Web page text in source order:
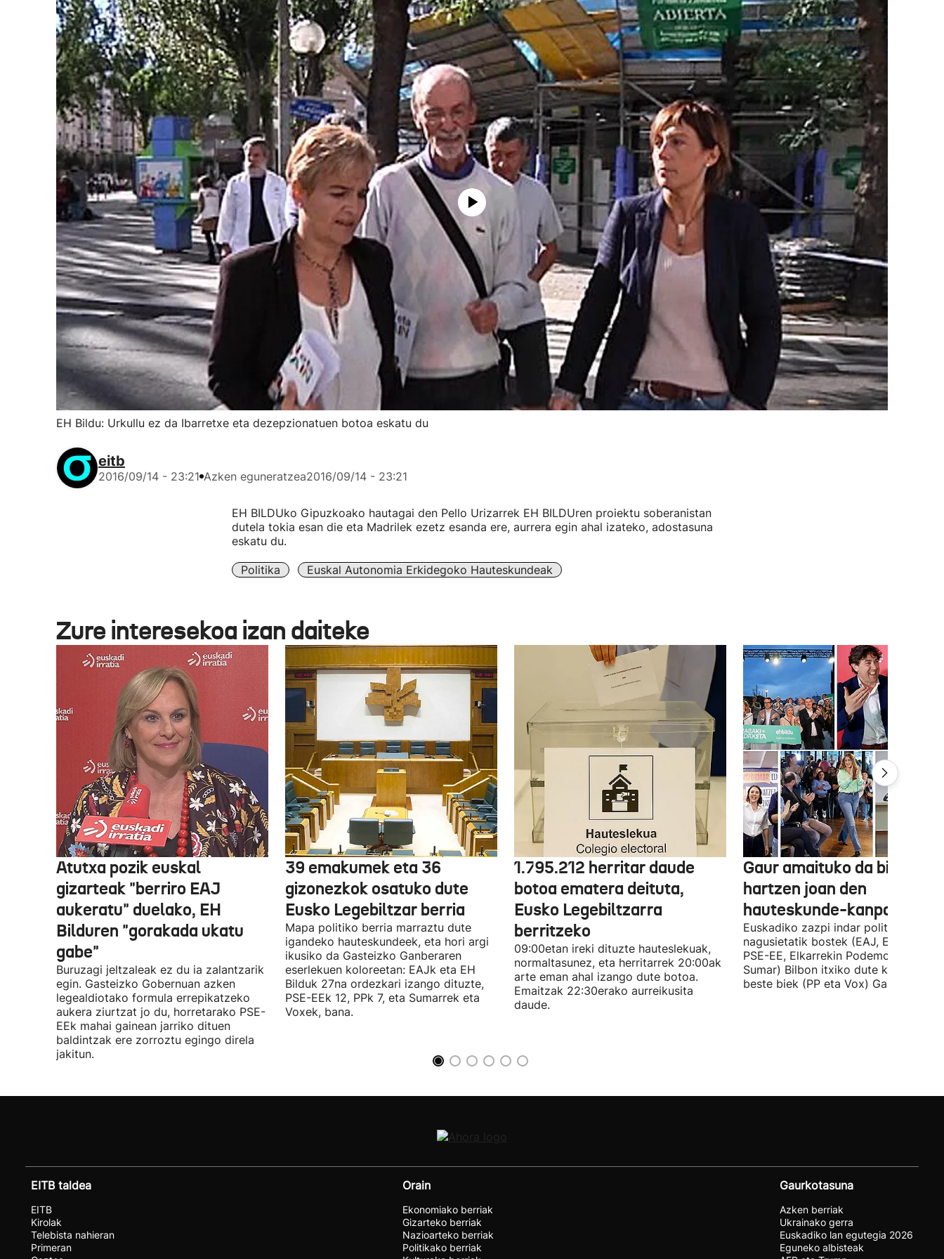
EH Bildu: Urkullu ez da Ibarretxe eta dezepzionatuen botoa eskatu du
eitb
2016/09/14 - 23:21 Azken eguneratzea2016/09/14 - 23:21
EH BILDUko Gipuzkoako hautagai den Pello Urizarrek EH BILDUren proiektu soberanistan
dutela tokia esan die eta Madrilek ezetz esanda ere, aurrera egin ahal izateko, adostasuna
eskatu du.
Politika Euskal Autonomia Erkidegoko Hauteskundeak
Zure interesekoa izan daiteke
Atutxa pozik euskal
gizarteak "berriro EAJ
aukeratu" duelako, EH
Bilduren "gorakada ukatu
gabe"
Buruzagi jeltzaleak ez du ia zalantzarik
egin. Gasteizko Gobernuan azken
legealdiotako formula errepikatzeko
aukera ziurtzat jo du, horretarako PSE-
EEk mahai gainean jarriko dituen
baldintzak ere zorroztu egingo direla
jakitun.
39 emakumek eta 36
gizonezkok osatuko dute
Eusko Legebiltzar berria
Mapa politiko berria marraztu dute
igandeko hauteskundeek, eta hori argi
ikusiko da Gasteizko Ganberaren
eserlekuen koloreetan: EAJk eta EH
Bilduk 27na ordezkari izango dituzte,
PSE-EEk 12, PPk 7, eta Sumarrek eta
Voxek, bana.
1.795.212 herritar daude
botoa ematera deituta,
Eusko Legebiltzarra
berritzeko
09:00etan ireki dituzte hauteslekuak,
normaltasunez, eta herritarrek 20:00ak
arte eman ahal izango dute botoa.
Emaitzak 22:30erako aurreikusita
daude.
Gaur amaituko da
hartzen joan den
hauteskunde-kanpaina
Euskadiko zazpi indar politiko
nagusietatik bostek (EAJ, EH Bildu,
PSE-EE, Elkarrekin Podemos eta
Sumar) Bilbon itxiko dute kanpaina,
beste biek (PP eta Vox) Gasteizen.
EITB taldea
EITB
Kirolak
Telebista nahieran
Primeran
Orain
Ekonomiako berriak
Gizarteko berriak
Nazioarteko berriak
Politikako berriak
Gaurkotasuna
Azken berriak
Ukrainako gerra
Euskadiko lan egutegia 2026
Eguneko albisteak